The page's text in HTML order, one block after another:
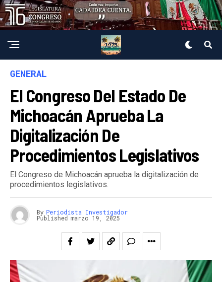
GENERAL
El Congreso Del Estado De
Michoacán Aprueba La
Digitalización De
Procedimientos Legislativos
El Congreso de Michoacán aprueba la digitalización de
procedimientos legislativos.
By Periodista Investigador
Published marzo 19, 2025